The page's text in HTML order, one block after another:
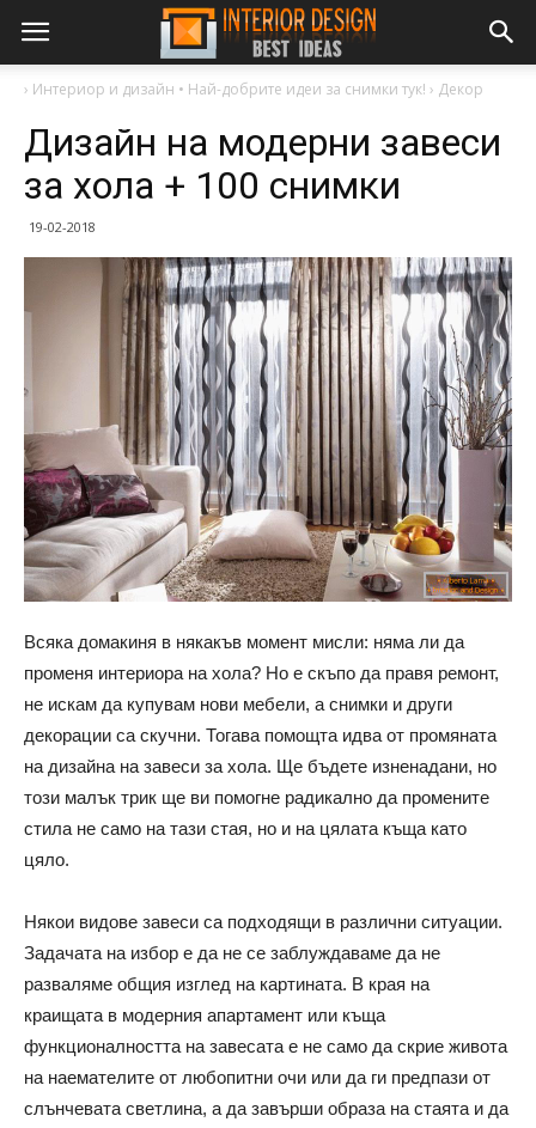
› Интериор и дизайн • Най-добрите идеи за снимки тук! › Декор
Дизайн на модерни завеси
за хола + 100 снимки
19-02-2018
Всяка домакиня в някакъв момент мисли: няма ли да
променя интериора на хола? Но е скъпо да правя ремонт,
не искам да купувам нови мебели, а снимки и други
декорации са скучни. Тогава помощта идва от промяната
на дизайна на завеси за хола. Ще бъдете изненадани, но
този малък трик ще ви помогне радикално да промените
стила не само на тази стая, но и на цялата къща като
цяло.
Някои видове завеси са подходящи в различни ситуации.
Задачата на избор е да не се заблуждаваме да не
разваляме общия изглед на картината. В края на
краищата в модерния апартамент или къща
функционалността на завесата е не само да скрие живота
на наемателите от любопитни очи или да ги предпази от
слънчевата светлина, а да завърши образа на стаята и да